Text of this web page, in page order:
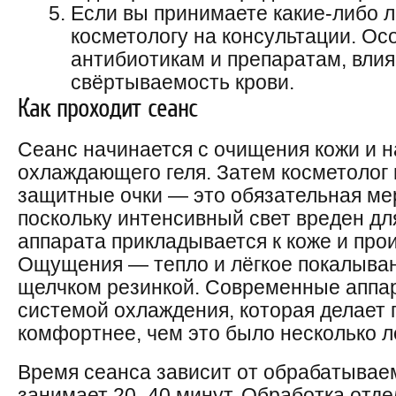
Если вы принимаете какие-либо
косметологу на консультации.
антибиотикам и препаратам,
свёртываемость крови.
Как проходит сеанс
Сеанс начинается с очищения кожи и
охлаждающего геля. Затем
защитные очки — это обязательная
поскольку интенсивный свет вреден
аппарата прикладывается к коже и
Ощущения — тепло и лёгкое
щелчком резинкой. Современные
системой охлаждения, которая делает
комфортнее, чем это было несколько
Время сеанса зависит от